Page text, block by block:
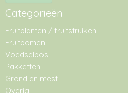
Categorieën
Fruitplanten / fruitstruiken
Fruitbomen
Voedselbos
Pakketten
Grond en mest
Overig